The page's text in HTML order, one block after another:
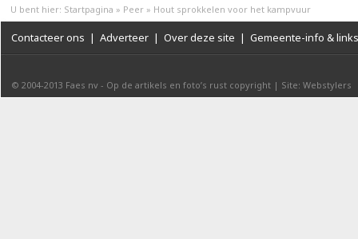
U bent hier: Startpagina » Peer » Hout sprokkelen voor het kampvuur
Contacteer ons | Adverteer | Over deze site | Gemeente-info & links
© 2004-2013 Faes nv - Op de artikels en foto’s rust copyright | Site: Webstylers